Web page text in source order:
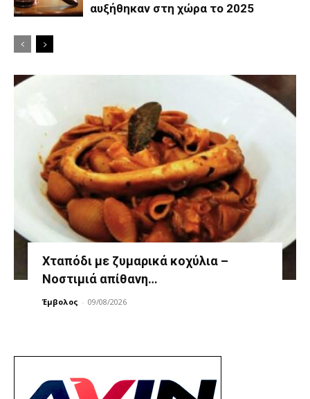
αυξήθηκαν στη χώρα το 2025
Χταπόδι με ζυμαρικά κοχύλια –
Νοστιμιά απίθανη…
Έμβολος - 09/08/2026